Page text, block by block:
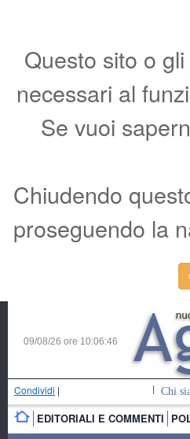
Questo sito o
necessari al
Se vuoi
Chiudendo
proseguendo la
09/08/26 ore 10:06:46
Condividi | Chi
EDITORIALI E COMMENTI